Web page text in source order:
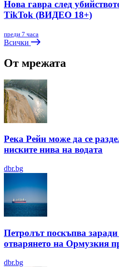
Нова гавра след
TikTok (ВИДЕО 18+)
преди 7 часа
Всички
От мрежата
Река Рейн може да се
ниските нива на водата
dbr.bg
Петролът поскъпва
отварянето на Ормузкия
dbr.bg